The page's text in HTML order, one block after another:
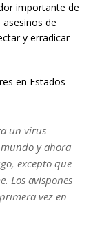
importante de
de
y erradicar
en Estados
un virus
y ahora
excepto que
Los avispones
vez en